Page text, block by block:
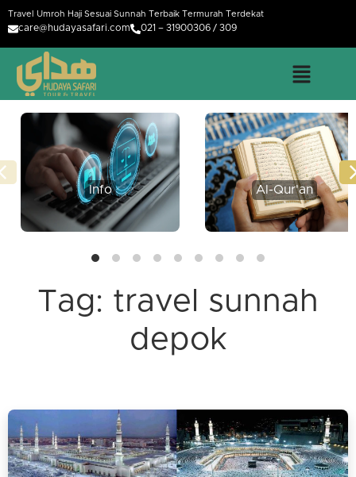
Travel Umroh Haji Sesuai Sunnah Terbaik Termurah Terdekat
care@hudayasafari.com 021 – 31900306 / 309
Info Al-Qur'an
Tag: travel sunnah
depok